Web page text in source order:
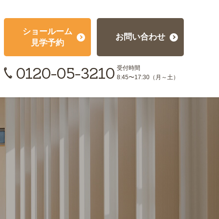
ショールーム
見学予約
お問い合わせ
0120-05-3210 受付時間
8:45〜17:30（月～土）